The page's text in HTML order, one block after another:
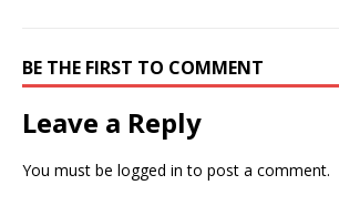
BE THE FIRST TO COMMENT
Leave a Reply
You must be logged in to post a comment.